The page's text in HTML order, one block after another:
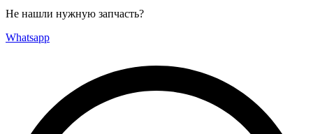
Не нашли нужную запчасть?
Whatsapp